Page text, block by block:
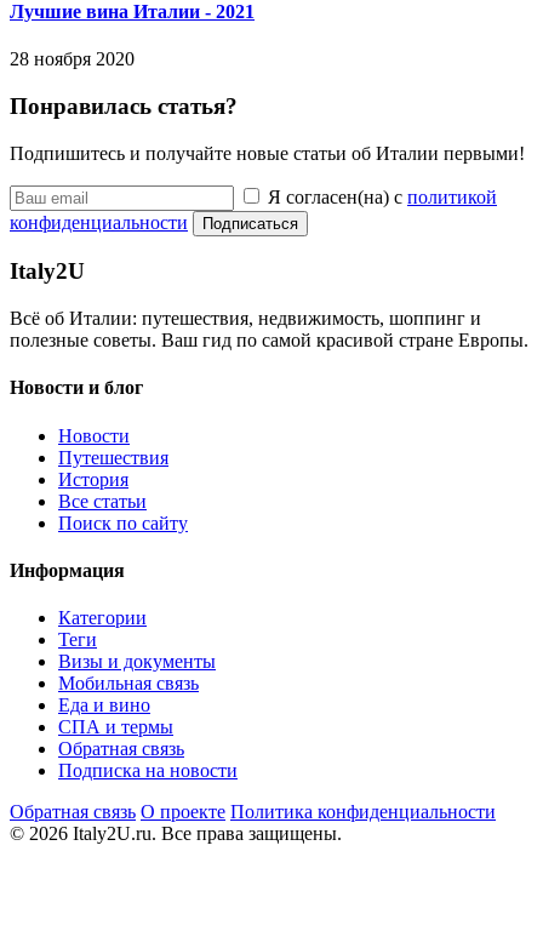
Лучшие вина Италии - 2021
28 ноября 2020
Понравилась статья?
Подпишитесь и получайте новые статьи об Италии первыми!
Я согласен(на) с политикой
конфиденциальности
Подписаться
Italy2U
Всё об Италии: путешествия, недвижимость, шоппинг и
полезные советы. Ваш гид по самой красивой стране Европы.
Новости и блог
Новости
Путешествия
История
Все статьи
Поиск по сайту
Информация
Категории
Теги
Визы и документы
Мобильная связь
Еда и вино
СПА и термы
Обратная связь
Подписка на новости
Обратная связь О проекте Политика конфиденциальности
© 2026 Italy2U.ru. Все права защищены.